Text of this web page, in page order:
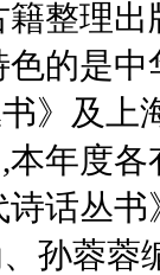
籍整理
的是
》及
本年度
话丛
孙蓉蓉